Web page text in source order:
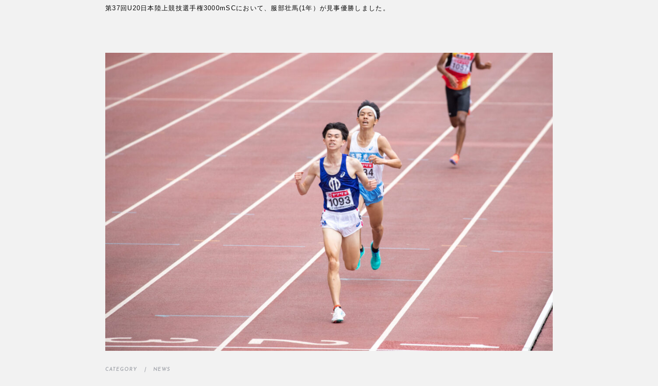
第37回U20日本陸上競技選手権3000mSCにおいて、服部壮馬(1年）が見事優勝しました。
CATEGORY ｜ NEWS